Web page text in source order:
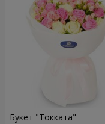
Букет "Токката"